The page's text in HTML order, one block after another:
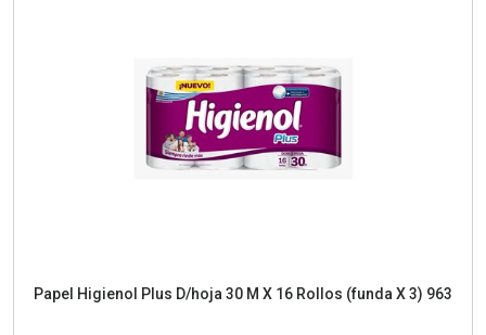
Papel Higienol Plus D/hoja 30 M X 16 Rollos (funda X 3) 963